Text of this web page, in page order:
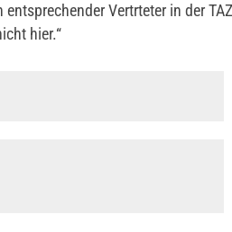
entsprechender Vertrteter in der
hier.“